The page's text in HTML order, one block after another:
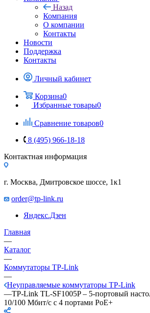
Назад
Компания
О компании
Контакты
Новости
Поддержка
Контакты
Личный кабинет
Корзина0
Избранные товары0
Сравнение товаров0
8 (495) 966-18-18
Контактная информация
г. Москва, Дмитровское шоссе, 1к1
order@tp-link.ru
Яндекс.Дзен
Главная
—
Каталог
—
Коммутаторы TP-Link
—
Неуправляемые коммутаторы TP-Link
—TP-Link TL-SF1005P – 5-портовый
10/100 Мбит/с с 4 портами PoE+